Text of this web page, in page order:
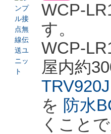
WCP-
す。
WCP-
屋内約
TRV920J
を 防水
くこと